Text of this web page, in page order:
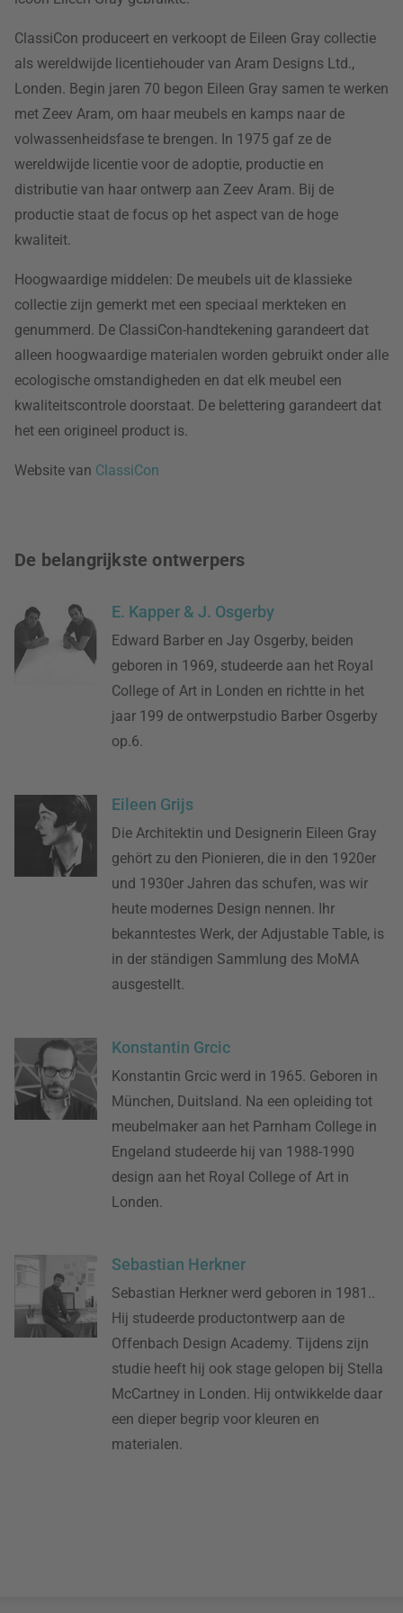
ClassiCon produceert en verkoopt de Eileen Gray collectie
als wereldwijde licentiehouder van Aram Designs Ltd.,
Londen. Begin jaren 70 begon Eileen Gray samen te werken
met Zeev Aram, om haar meubels en kamps naar de
volwassenheidsfase te brengen. In 1975 gaf ze de
wereldwijde licentie voor de adoptie, productie en
distributie van haar ontwerp aan Zeev Aram. Bij de
productie staat de focus op het aspect van de hoge
kwaliteit.
Hoogwaardige middelen: De meubels uit de klassieke
collectie zijn gemerkt met een speciaal merkteken en
genummerd. De ClassiCon-handtekening garandeert dat
alleen hoogwaardige materialen worden gebruikt onder alle
ecologische omstandigheden en dat elk meubel een
kwaliteitscontrole doorstaat. De belettering garandeert dat
het een origineel product is.
Website van ClassiCon
De belangrijkste ontwerpers
E. Kapper & J. Osgerby
Edward Barber en Jay Osgerby, beiden
geboren in 1969, studeerde aan het Royal
College of Art in Londen en richtte in het
jaar 199 de ontwerpstudio Barber Osgerby
op.6.
Eileen Grijs
Die Architektin und Designerin Eileen Gray
gehört zu den Pionieren, die in den 1920er
und 1930er Jahren das schufen, was wir
heute modernes Design nennen. Ihr
bekanntestes Werk, der Adjustable Table, is
in der ständigen Sammlung des MoMA
ausgestellt.
Konstantin Grcic
Konstantin Grcic werd in 1965. Geboren in
München, Duitsland. Na een opleiding tot
meubelmaker aan het Parnham College in
Engeland studeerde hij van 1988-1990
design aan het Royal College of Art in
Londen.
Sebastian Herkner
Sebastian Herkner werd geboren in 1981..
Hij studeerde productontwerp aan de
Offenbach Design Academy. Tijdens zijn
studie heeft hij ook stage gelopen bij Stella
McCartney in Londen. Hij ontwikkelde daar
een dieper begrip voor kleuren en
materialen.